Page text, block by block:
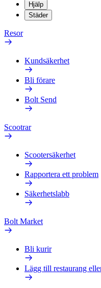
Hjälp
Städer
Resor
Kundsäkerhet
Bli förare
Bolt Send
Scootrar
Scootersäkerhet
Rapportera ett problem
Säkerhetslabb
Bolt Market
Bli kurir
Lägg till restaurang